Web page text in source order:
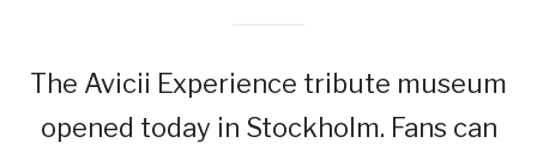
The Avicii Experience tribute museum
opened today in Stockholm. Fans can